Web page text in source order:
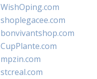
WishOping.com
shoplegacee.com
bonvivantshop.com
CupPlante.com
mpzin.com
stcreal.com